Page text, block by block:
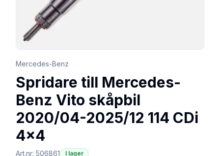
Mercedes-Benz
Spridare till Mercedes-
Benz Vito skåpbil
2020/04-2025/12 114 CDi
4x4
Art.nr: 506861 I lager